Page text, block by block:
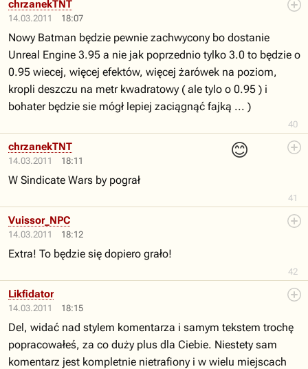
14.03.2011 18:07
40
chrzanekTNT
Nowy Batman będzie pewnie zachwycony bo dostanie
Unreal Engine 3.95 a nie jak poprzednio tylko 3.0 to będzie o
0.95 wiecej, więcej efektów, więcej żarówek na poziom,
kropli deszczu na metr kwadratowy ( ale tylo o 0.95 ) i
bohater będzie sie mógł lepiej zaciągnąć fajką ... )
14.03.2011 18:11
😊
41
chrzanekTNT
W Sindicate Wars by pograł
14.03.2011 18:12
42
Vuissor_NPC
Extra! To będzie się dopiero grało!
14.03.2011 18:15
Likfidator
Del, widać nad stylem komentarza i samym tekstem trochę
popracowałeś, za co duży plus dla Ciebie. Niestety sam
komentarz jest kompletnie nietrafiony i w wielu miejscach